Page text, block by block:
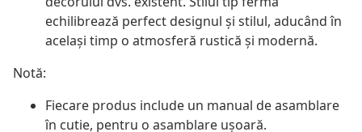
echilibrează perfect designul și stilul, aducând în
același timp o atmosferă rustică și modernă.
Notă:
Fiecare produs include un manual de asamblare
în cutie, pentru o asamblare ușoară.